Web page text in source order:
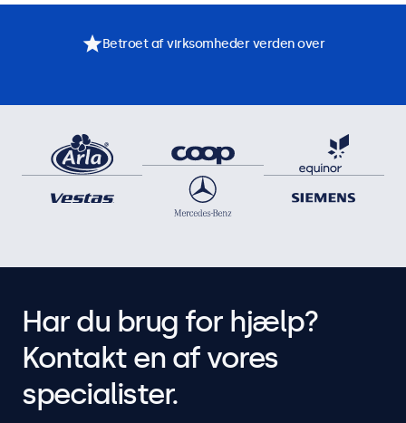
Betroet af virksomheder verden over
Har du brug for hjælp?
Kontakt en af vores
specialister.